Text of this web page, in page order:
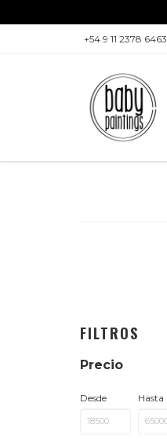
+54 9 11 2378 6463
FILTROS
Precio
Desde Hasta